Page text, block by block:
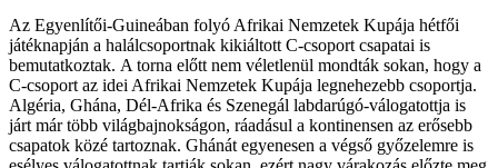
Az Egyenlítői-Guineában folyó Afrikai Nemzetek Kupája hétfői
játéknapján a halálcsoportnak kikiáltott C-csoport csapatai is
bemutatkoztak. A torna előtt nem véletlenül mondták sokan, hogy a
C-csoport az idei Afrikai Nemzetek Kupája legnehezebb csoportja.
Algéria, Ghána, Dél-Afrika és Szenegál labdarúgó-válogatottja is
járt már több világbajnokságon, ráadásul a kontinensen az erősebb
csapatok közé tartoznak. Ghánát egyenesen a végső győzelemre is